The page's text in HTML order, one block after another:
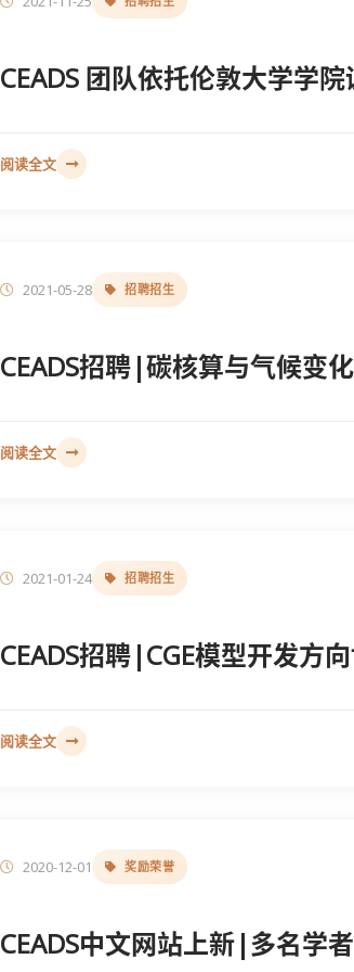
CEADS 团队依托伦敦大学学
阅读全文
2021-05-28 招聘招生
CEADS招聘|碳核算与气候变
阅读全文
2021-01-24 招聘招生
CEADS招聘|CGE模型开发方
阅读全文
2020-12-01 奖励荣誉
CEADS中文网站上新|多名学